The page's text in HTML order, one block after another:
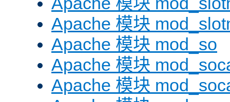
Apache 模块
Apache 模块 mod_so
Apache 模块
Apache 模块